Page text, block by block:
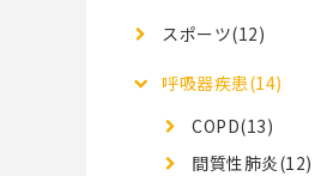
スポーツ(12)
呼吸器疾患(14)
COPD(13)
間質性肺炎(12)